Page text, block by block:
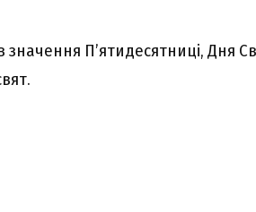
П’ятидecятниці, Дня